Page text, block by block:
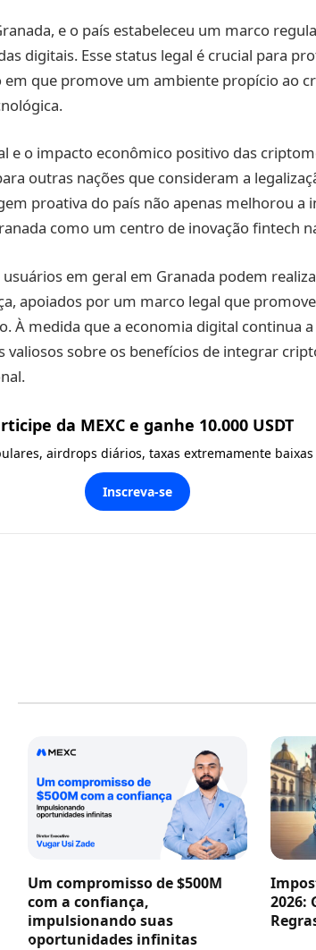
e o país estabeleceu um marco
digitais. Esse status legal é crucial para
que promove um ambiente propício ao
e o impacto econômico positivo das
outras nações que consideram a
proativa do país não apenas melhorou a
como um centro de inovação fintech
em geral em Granada podem
apoiados por um marco legal que
À medida que a economia digital continua a
valiosos sobre os benefícios de integrar
da MEXC e ganhe 10.000 USDT
airdrops diários, taxas extremamente
Inscreva-se
Um compromisso de $500M
com a confiança,
impulsionando suas
oportunidades infinitas
2026: